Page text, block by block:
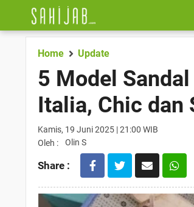
Home Update
5 Model
Italia, Chic dan
Kamis, 19 Juni 2025 | 21:00 WIB
Oleh :
Olin S
Share :